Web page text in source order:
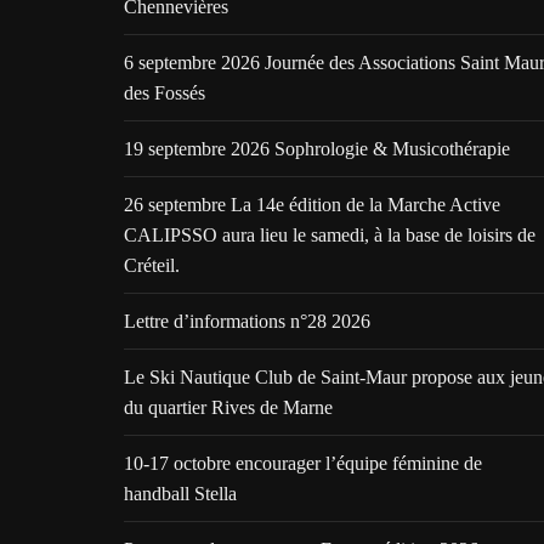
Chennevières
6 septembre 2026 Journée des Associations Saint Maur
des Fossés
19 septembre 2026 Sophrologie & Musicothérapie
26 septembre La 14e édition de la Marche Active
CALIPSSO aura lieu le samedi, à la base de loisirs de
Créteil.
Lettre d’informations n°28 2026
Le Ski Nautique Club de Saint-Maur propose aux
du quartier Rives de Marne
10-17 octobre encourager l’équipe féminine de
handball Stella